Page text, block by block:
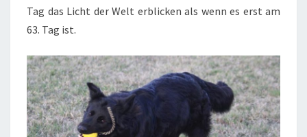
Tag das Licht der Welt erblicken als wenn es erst am
63. Tag ist.